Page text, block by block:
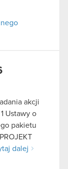
akcji
Ustawy o
pakietu
dalej